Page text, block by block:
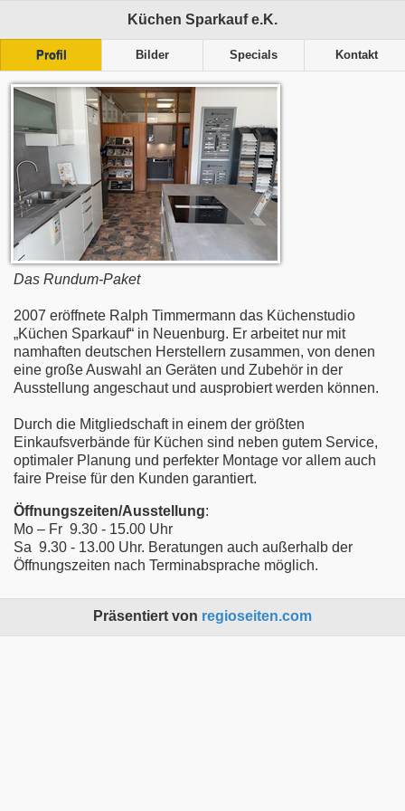
Küchen Sparkauf e.K.
Profil Bilder Specials Kontakt
Das Rundum-Paket
2007 eröffnete Ralph Timmermann das Küchenstudio
„Küchen Sparkauf“ in Neuenburg. Er arbeitet nur mit
namhaften deutschen Herstellern zusammen, von denen
eine große Auswahl an Geräten und Zubehör in der
Ausstellung angeschaut und ausprobiert werden können.
Durch die Mitgliedschaft in einem der größten
Einkaufsverbände für Küchen sind neben gutem Service,
optimaler Planung und perfekter Montage vor allem auch
faire Preise für den Kunden garantiert.
Öffnungszeiten/Ausstellung:
Mo – Fr 9.30 - 15.00 Uhr
Sa 9.30 - 13.00 Uhr. Beratungen auch außerhalb der
Öffnungszeiten nach Terminabsprache möglich.
Präsentiert von regioseiten.com